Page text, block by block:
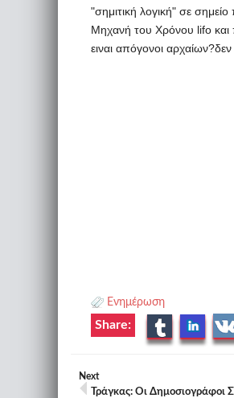
"σημιτική λογική" σε
Μηχανή του Χρόνου lifo και
ειναι απόγονοι
Ενημέρωση
Share:
Next
Τράγκας: Οι Δημοσιογράφοι